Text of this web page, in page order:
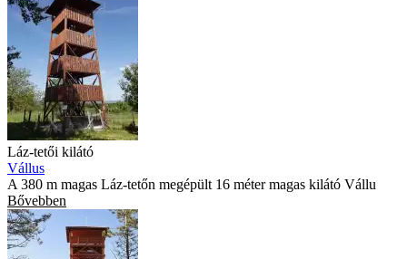
Láz-tetői kilátó
Vállus
A 380 m magas Láz-tetőn megépült 16 méter magas kilátó Vállu
Bővebben